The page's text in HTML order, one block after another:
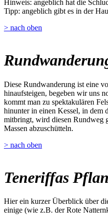
Hinweis: angeblich hat die
Tipp: angeblich gibt es in der
> nach oben
Diese Rundwanderung ist eine
hinaufsteigen, begeben wir uns
kommt man zu spektakulären
hinunter in einen Kessel, in dem
mitbringt, wird diesen Rundweg
Massen abzuschütteln.
> nach oben
Teneriffas
Hier ein kurzer Überblick über
einige (wie z.B. der Rote